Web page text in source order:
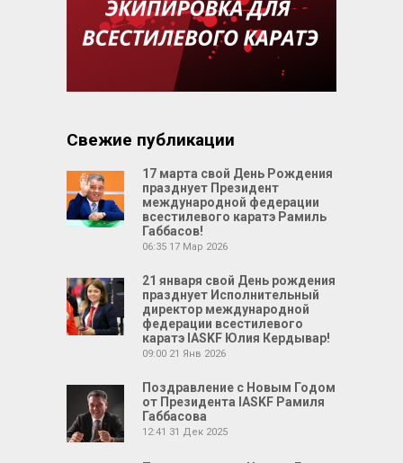
Свежие публикации
17 марта свой День Рождения
празднует Президент
международной федерации
всестилевого каратэ Рамиль
Габбасов!
06:35 17 Мар 2026
21 января свой День рождения
празднует Исполнительный
директор международной
федерации всестилевого
каратэ IASKF Юлия Кердывар!
09:00 21 Янв 2026
Поздравление с Новым Годом
от Президента IASKF Рамиля
Габбасова
12:41 31 Дек 2025